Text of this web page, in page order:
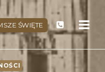
ŚWIĘTE